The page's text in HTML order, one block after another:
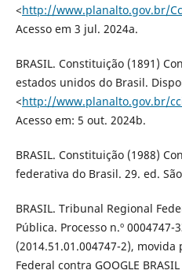
<http://www.planalto.gov.br/
Acesso em 3 jul. 2024a.
BRASIL. Constituição (1891)
estados unidos do Brasil.
<http://www.planalto.gov.br/
Acesso em: 5 out. 2024b.
BRASIL. Constituição (1988)
federativa do Brasil. 29. ed.
BRASIL. Tribunal Regional
Pública. Processo n.º 0004747-
(2014.51.01.004747-2),
Federal contra GOOGLE